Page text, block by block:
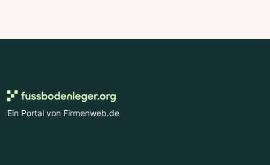
Ein Portal von Firmenweb.de